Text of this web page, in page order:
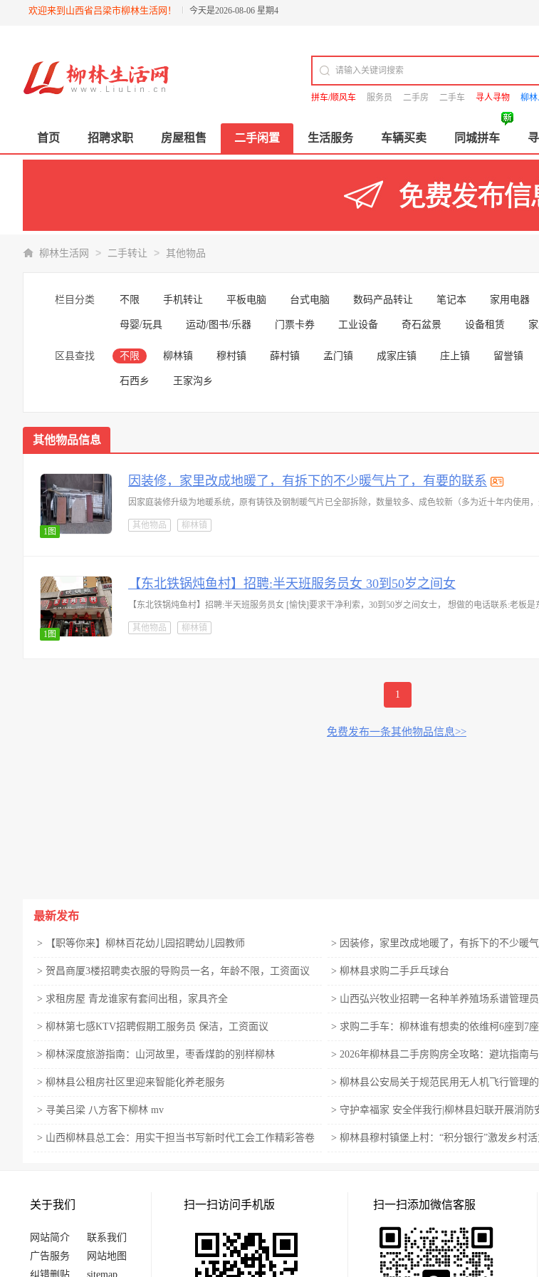
欢迎来到山西省吕梁市柳林生活网！ 今天是2026-08-06 星期4
拼车/顺风车 服务员 二手房 二手车 寻人寻物 柳
首页 招聘求职 房屋租售 二手闲置 生活服务 车辆买卖 同城拼车
柳林生活网 > 二手转让 > 其他物品
栏目分类 不限 手机转让 平板电脑 台式电脑 数码产品转让 笔记本 家用电器
母婴/玩具 运动/图书/乐器 门票卡券 工业设备 奇石盆景 设备租赁
区县查找 不限 柳林镇 穆村镇 薛村镇 孟门镇 成家庄镇 庄上镇 留誉镇
石西乡 王家沟乡
其他物品信息
1图
因装修，家里改成地暖了，有拆下的不少暖气片了，有要的联系
其他物品 柳林镇
1图
【东北铁锅炖鱼村】招聘:半天班服务员女 30到50岁之间女
【东北铁锅炖鱼村】招聘:半天班服务员女 [愉快]要求干净利索，30到50岁之间女士， 想做的电话联系:老板是
其他物品 柳林镇
1
免费发布一条其他物品信息>>
最新发布
> 【职等你来】柳林百花幼儿园招聘幼儿园教师 > 因装修，家里改成地暖了，有拆下的不少暖气片
> 贺昌商厦3楼招聘卖衣服的导购员一名，年龄不限，工资面议 > 柳林县求购二手乒乓球台
> 求租房屋 青龙谁家有套间出租，家具齐全 > 山西弘兴牧业招聘一名种羊养殖场系谱管理员
> 柳林第七感KTV招聘假期工服务员 保洁，工资面议 > 求购二手车：柳林谁有想卖的依维柯6座到7座车
> 柳林深度旅游指南：山河故里，枣香煤韵的别样柳林 > 2026年柳林县二手房购房全攻略：避坑指南
> 柳林县公租房社区里迎来智能化养老服务 > 柳林县公安局关于规范民用无人机飞行管理
> 寻美吕梁 八方客下柳林 mv > 守护幸福家 安全伴我行|柳林县妇联开展消防
> 山西柳林县总工会：用实干担当书写新时代工会工作精彩答卷 > 柳林县穆村镇堡上村：“积分银行”激发乡村活
关于我们
网站简介
联系我们
广告服务
网站地图
纠错删贴
sitemap
扫一扫访问手机版 扫一扫添加微信客服